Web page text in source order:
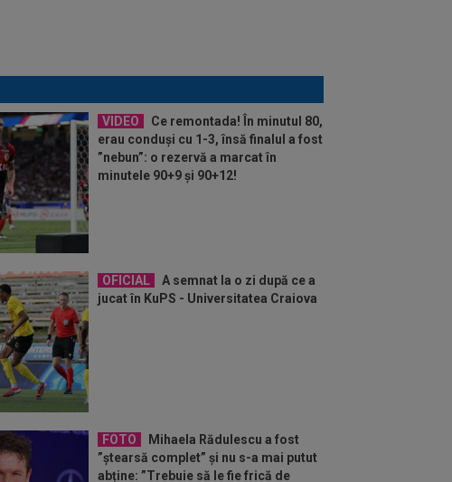
VIDEO
Ce remontada! În minutul 80,
erau conduși cu 1-3, însă finalul a fost
”nebun”: o rezervă a marcat în
minutele 90+9 și 90+12!
OFICIAL
A semnat la o zi după ce a
jucat în KuPS - Universitatea Craiova
FOTO
Mihaela Rădulescu a fost
”ștearsă complet” și nu s-a mai putut
abține: ”Trebuie să le fie frică de